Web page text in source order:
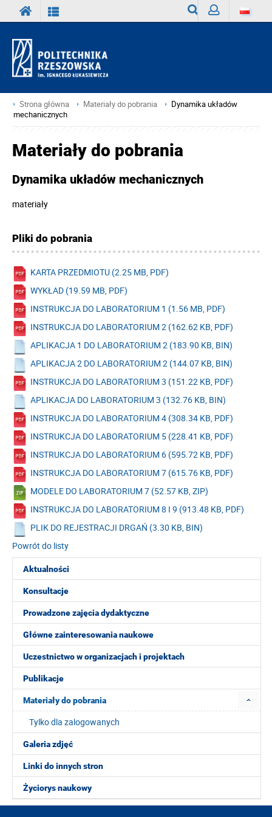
Strona główna Materiały do pobrania
Dynamika układów
mechanicznych
Aktualności
Konsultacje
Prowadzone zajęcia dydaktyczne
Główne zainteresowania naukowe
Uczestnictwo w organizacjach i projektach
Publikacje
Materiały do pobrania
Tylko dla zalogowanych
Galeria zdjęć
Linki do innych stron
Życiorys naukowy
Materiały do pobrania
Dynamika układów mechanicznych
materiały
Pliki do pobrania
KARTA PRZEDMIOTU (2.25 MB, PDF)
WYKŁAD (19.59 MB, PDF)
INSTRUKCJA DO LABORATORIUM 1 (1.56 MB, PDF)
INSTRUKCJA DO LABORATORIUM 2 (162.62 KB, PDF)
APLIKACJA 1 DO LABORATORIUM 2 (183.90 KB, BIN)
APLIKACJA 2 DO LABORATORIUM 2 (144.07 KB, BIN)
INSTRUKCJA DO LABORATORIUM 3 (151.22 KB, PDF)
APLIKACJA DO LABORATORIUM 3 (132.76 KB, BIN)
INSTRUKCJA DO LABORATORIUM 4 (308.34 KB, PDF)
INSTRUKCJA DO LABORATORIUM 5 (228.41 KB, PDF)
INSTRUKCJA DO LABORATORIUM 6 (595.72 KB, PDF)
INSTRUKCJA DO LABORATORIUM 7 (615.76 KB, PDF)
MODELE DO LABORATORIUM 7 (52.57 KB, ZIP)
INSTRUKCJA DO LABORATORIUM 8 I 9 (913.48 KB, PDF)
PLIK DO REJESTRACJI DRGAŃ (3.30 KB, BIN)
Powrót do listy